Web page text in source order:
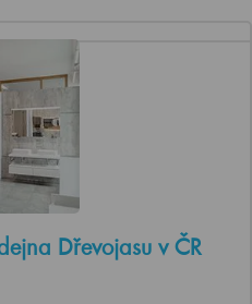
Dřevojasu v ČR